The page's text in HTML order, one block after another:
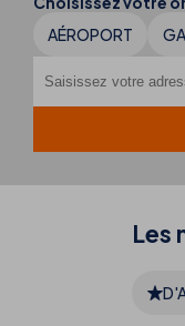
AÉROPORT
Les